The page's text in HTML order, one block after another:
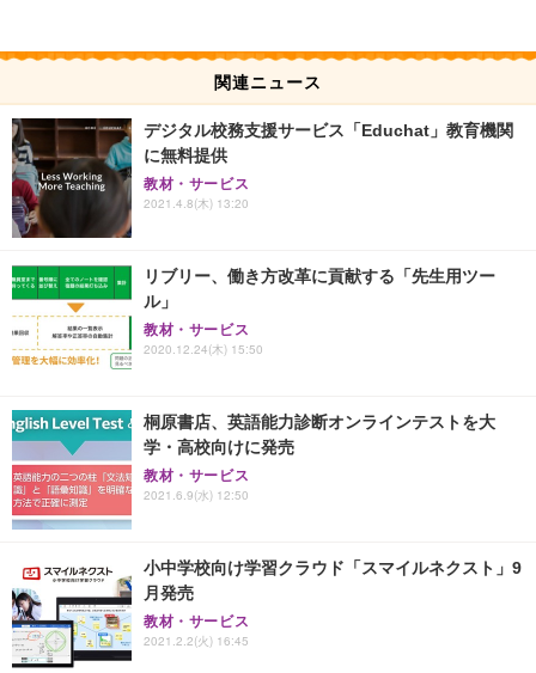
関連ニュース
デジタル校務支援サービス「Educhat」教育機関
に無料提供
教材・サービス
2021.4.8(木) 13:20
リブリー、働き方改革に貢献する「先生用ツー
ル」
教材・サービス
2020.12.24(木) 15:50
桐原書店、英語能力診断オンラインテストを大
学・高校向けに発売
教材・サービス
2021.6.9(水) 12:50
小中学校向け学習クラウド「スマイルネクスト」9
月発売
教材・サービス
2021.2.2(火) 16:45